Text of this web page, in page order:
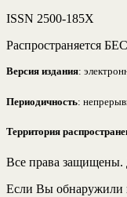
ISSN 2500-185Х
Распространяется
Версия издания:
Периодичность:
Территория
Все права защищены.
Если Вы обнаружили